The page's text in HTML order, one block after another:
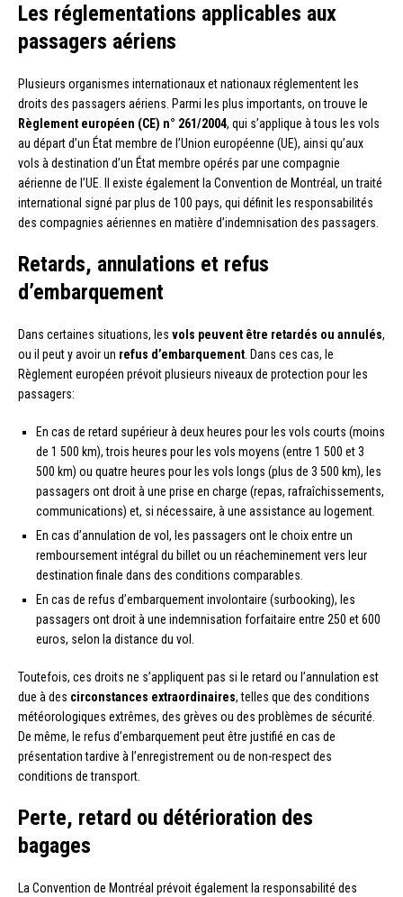
Les réglementations applicables aux
passagers aériens
Plusieurs organismes internationaux et nationaux réglementent les
droits des passagers aériens. Parmi les plus importants, on trouve le
Règlement européen (CE) n° 261/2004, qui s’applique à tous les vols
au départ d’un État membre de l’Union européenne (UE), ainsi qu’aux
vols à destination d’un État membre opérés par une compagnie
aérienne de l’UE. Il existe également la Convention de Montréal, un traité
international signé par plus de 100 pays, qui définit les responsabilités
des compagnies aériennes en matière d’indemnisation des passagers.
Retards, annulations et refus
d’embarquement
Dans certaines situations, les vols peuvent être retardés ou annulés,
ou il peut y avoir un refus d’embarquement. Dans ces cas, le
Règlement européen prévoit plusieurs niveaux de protection pour les
passagers:
En cas de retard supérieur à deux heures pour les vols courts (moins
de 1 500 km), trois heures pour les vols moyens (entre 1 500 et 3
500 km) ou quatre heures pour les vols longs (plus de 3 500 km), les
passagers ont droit à une prise en charge (repas, rafraîchissements,
communications) et, si nécessaire, à une assistance au logement.
En cas d’annulation de vol, les passagers ont le choix entre un
remboursement intégral du billet ou un réacheminement vers leur
destination finale dans des conditions comparables.
En cas de refus d’embarquement involontaire (surbooking), les
passagers ont droit à une indemnisation forfaitaire entre 250 et 600
euros, selon la distance du vol.
Toutefois, ces droits ne s’appliquent pas si le retard ou l’annulation est
due à des circonstances extraordinaires, telles que des conditions
météorologiques extrêmes, des grèves ou des problèmes de sécurité.
De même, le refus d’embarquement peut être justifié en cas de
présentation tardive à l’enregistrement ou de non-respect des
conditions de transport.
Perte, retard ou détérioration des
bagages
La Convention de Montréal prévoit également la responsabilité des